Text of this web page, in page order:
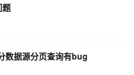
题
数据源分页查询有bug